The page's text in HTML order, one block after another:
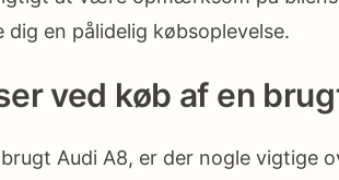
en pålidelig købsoplevelse.
ved køb af en
Audi A8, er der nogle vigtige